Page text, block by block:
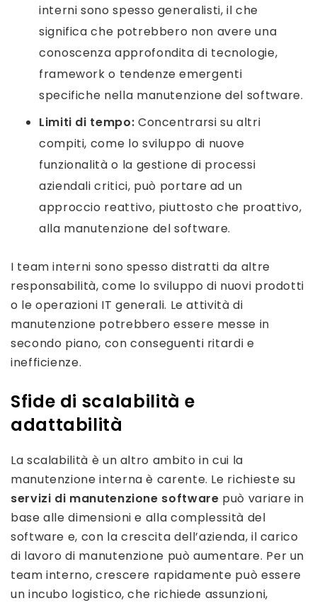
interni sono spesso generalisti, il che
significa che potrebbero non avere una
conoscenza approfondita di tecnologie,
framework o tendenze emergenti
specifiche nella manutenzione del software.
Limiti di tempo: Concentrarsi su altri
compiti, come lo sviluppo di nuove
funzionalità o la gestione di processi
aziendali critici, può portare ad un
approccio reattivo, piuttosto che proattivo,
alla manutenzione del software.
I team interni sono spesso distratti da altre
responsabilità, come lo sviluppo di nuovi prodotti
o le operazioni IT generali. Le attività di
manutenzione potrebbero essere messe in
secondo piano, con conseguenti ritardi e
inefficienze.
Sfide di scalabilità e
adattabilità
La scalabilità è un altro ambito in cui la
manutenzione interna è carente. Le richieste su
servizi di manutenzione software può variare in
base alle dimensioni e alla complessità del
software e, con la crescita dell’azienda, il carico
di lavoro di manutenzione può aumentare. Per un
team interno, crescere rapidamente può essere
un incubo logistico, che richiede assunzioni,